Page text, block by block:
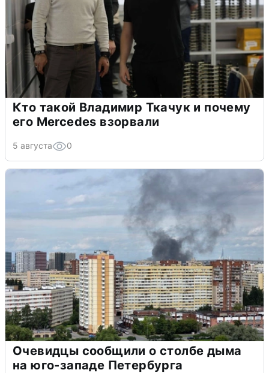
Кто такой Владимир Ткачук и почему
его Mercedes взорвали
5 августа 0
Очевидцы сообщили о столбе дыма
на юго-западе Петербурга